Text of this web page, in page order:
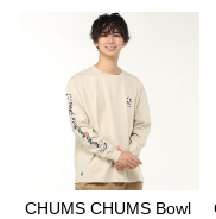
時審查核予不同之上限額度
請求用戶進行身份認證。
５．嚴禁一人註冊多個帳號
恩沛科技股份有限公司將有
CHUMS CHUMS Bowl